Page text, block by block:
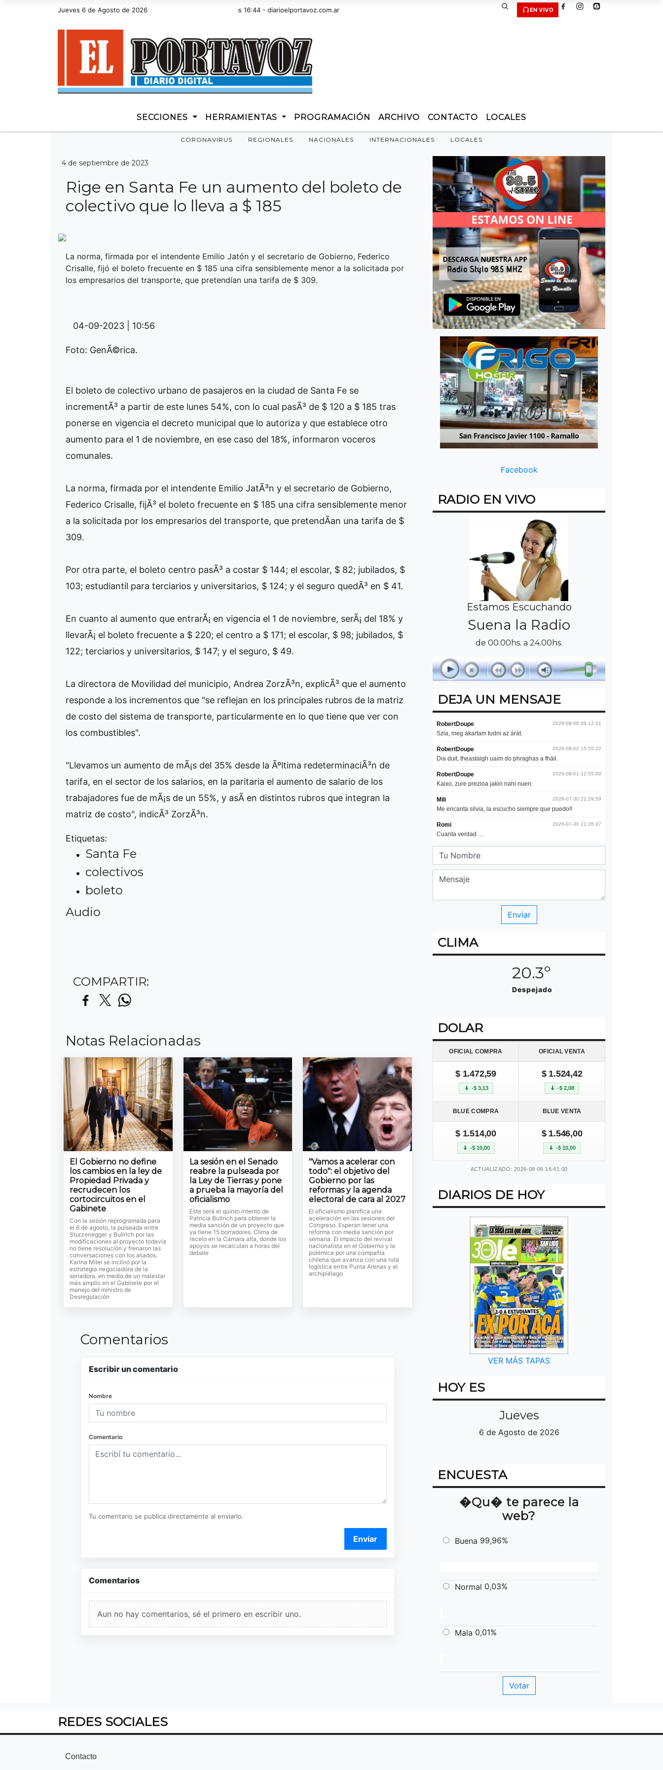
Jueves 6 de Agosto de 2026
Hoy es Jueves 6 de Agosto de 2026 y son las 16:44 - diarioelportavoz.com.ar EN VIVO
SECCIONES HERRAMIENTAS PROGRAMACIÓN ARCHIVO CONTACTO LOCALES
CORONAVIRUS REGIONALES NACIONALES INTERNACIONALES LOCALES
4 de septiembre de 2023
Rige en Santa Fe un aumento del boleto de
colectivo que lo lleva a $ 185
La norma, firmada por el intendente Emilio Jatón y el secretario de Gobierno, Federico
Crisalle, fijó el boleto frecuente en $ 185 una cifra sensiblemente menor a la solicitada por
los empresarios del transporte, que pretendían una tarifa de $ 309.
04-09-2023 | 10:56
Foto: GenÃ©rica.
El boleto de colectivo urbano de pasajeros en la ciudad de Santa Fe se
incrementÃ³ a partir de este lunes 54%, con lo cual pasÃ³ de $ 120 a $ 185 tras
ponerse en vigencia el decreto municipal que lo autoriza y que establece otro
aumento para el 1 de noviembre, en ese caso del 18%, informaron voceros
comunales.
La norma, firmada por el intendente Emilio JatÃ³n y el secretario de Gobierno,
Federico Crisalle, fijÃ³ el boleto frecuente en $ 185 una cifra sensiblemente menor
a la solicitada por los empresarios del transporte, que pretendÃ­an una tarifa de $
309.
Por otra parte, el boleto centro pasÃ³ a costar $ 144; el escolar, $ 82; jubilados, $
103; estudiantil para terciarios y universitarios, $ 124; y el seguro quedÃ³ en $ 41.
En cuanto al aumento que entrarÃ¡ en vigencia el 1 de noviembre, serÃ¡ del 18% y
llevarÃ¡ el boleto frecuente a $ 220; el centro a $ 171; el escolar, $ 98; jubilados, $
122; terciarios y universitarios, $ 147; y el seguro, $ 49.
La directora de Movilidad del municipio, Andrea ZorzÃ³n, explicÃ³ que el aumento
responde a los incrementos que "se reflejan en los principales rubros de la matriz
de costo del sistema de transporte, particularmente en lo que tiene que ver con
los combustibles".
"Llevamos un aumento de mÃ¡s del 35% desde la Ãºltima redeterminaciÃ³n de
tarifa, en el sector de los salarios, en la paritaria el aumento de salario de los
trabajadores fue de mÃ¡s de un 55%, y asÃ­ en distintos rubros que integran la
matriz de costo", indicÃ³ ZorzÃ³n.
Etiquetas:
Santa Fe
colectivos
boleto
Audio
COMPARTIR:
Notas Relacionadas
El Gobierno no define
los cambios en la ley de
Propiedad Privada y
recrudecen los
cortocircuitos en el
Gabinete
Con la sesión reprogramada para
el 6 de agosto, la pulseada entre
Sturzenegger y Bullrich por las
modificaciones al proyecto todavía
no tiene resolución y frenaron las
conversaciones con los aliados.
Karina Milei se inclinó por la
estrategia negociadora de la
senadora, en medio de un malestar
más amplio en el Gabinete por el
manejo del ministro de
Desregulación
La sesión en el Senado
reabre la pulseada por
la Ley de Tierras y pone
a prueba la mayoría del
oficialismo
Este será el quinto intento de
Patricia Bullrich para obtener la
media sanción de un proyecto que
ya tiene 15 borradores. Clima de
recelo en la Cámara alta, donde los
apoyos se recalculan a horas del
debate
"Vamos a acelerar con
todo": el objetivo del
Gobierno por las
reformas y la agenda
electoral de cara al 2027
El oficialismo planifica una
aceleración en las sesiones del
Congreso. Esperan tener una
reforma con media sanción por
semana. El impacto del revival
nacionalista en el Gobierno y la
polémica por una compañía
chilena que avanza con una ruta
logística entre Punta Arenas y el
archipiélago
Comentarios
Escribir un comentario
Nombre
Comentario
Tu comentario se publica directamente al enviarlo.
Enviar
Comentarios
Aun no hay comentarios, sé el primero en escribir uno.
Facebook
RADIO EN VIVO
Estamos Escuchando
Suena la Radio
de 00.00hs. a 24.00hs.
DEJA UN MENSAJE
CLIMA
20.3º
Despejado
DOLAR
OFICIAL COMPRA OFICIAL VENTA
$ 1.472,59
-$ 3,13
$ 1.524,42
-$ 2,08
BLUE COMPRA BLUE VENTA
$ 1.514,00
-$ 10,00
$ 1.546,00
-$ 10,00
ACTUALIZADO: 2026-08-06 16:41:00
DIARIOS DE HOY
VER MÁS TAPAS
HOY ES
Jueves
6 de Agosto de 2026
ENCUESTA
�Qu� te parece la
web?
Buena 99,96%
Normal 0,03%
Mala 0,01%
REDES SOCIALES
Contacto